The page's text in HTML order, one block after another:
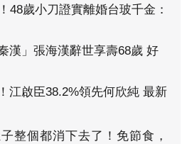
48歲小刀證實離婚台玻千金：
漢」張海漢辭世享壽68歲 好
江啟臣38.2%領先何欣純 最新
整個都消下去了！免節食，